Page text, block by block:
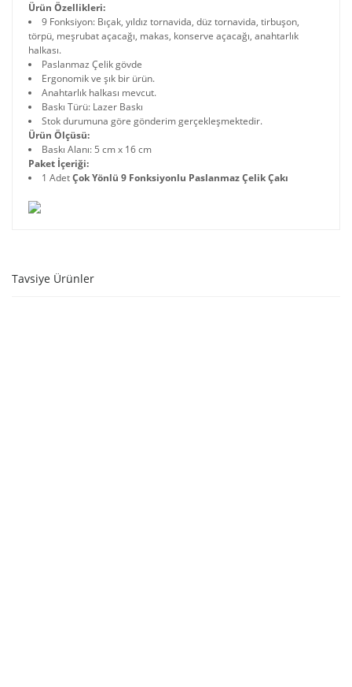
Ürün Özellikleri:
9 Fonksiyon: Bıçak, yıldız tornavida, düz tornavida, tirbuşon,
törpü, meşrubat açacağı, makas, konserve açacağı, anahtarlık
halkası.
Paslanmaz Çelik gövde
Ergonomik ve şık bir ürün.
Anahtarlık halkası mevcut.
Baskı Türü: Lazer Baskı
Stok durumuna göre gönderim gerçekleşmektedir.
Ürün Ölçüsü:
Baskı Alanı: 5 cm x 16 cm
Paket İçeriği:
1 AdetÇok Yönlü 9 Fonksiyonlu Paslanmaz Çelik Çakı
Tavsiye Ürünler